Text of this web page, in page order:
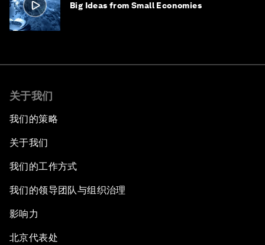
Big Ideas from Small Economies
关于我们
我们的策略
关于我们
我们的工作方式
我们的领导团队与组织治理
影响力
北京代表处